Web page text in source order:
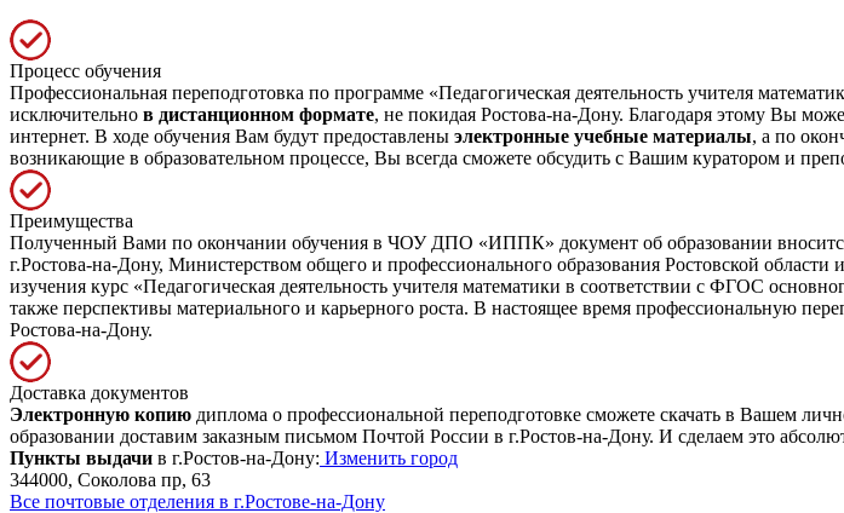
Процесс обучения
Профессиональная переподготовка по программе «Педагогическая деятельность учителя
исключительно в дистанционном формате, не покидая Ростова-на-Дону. Благодаря этому Вы
интернет. В ходе обучения Вам будут предоставлены электронные учебные материалы, а по
возникающие в образовательном процессе, Вы всегда сможете обсудить с Вашим куратором и
Преимущества
Полученный Вами по окончании обучения в ЧОУ ДПО «ИППК» документ об образовании вносится
г.Ростова-на-Дону, Министерством общего и профессионального образования Ростовской
изучения курс «Педагогическая деятельность учителя математики в соответствии с ФГОС
также перспективы материального и карьерного роста. В настоящее время профессиональную
Ростова-на-Дону.
Доставка документов
Электронную копию диплома о профессиональной переподготовке сможете скачать в Вашем
образовании доставим заказным письмом Почтой России в г.Ростов-на-Дону. И сделаем это
Пункты выдачи в г.Ростов-на-Дону: Изменить город
344000, Соколова пр, 63
Все почтовые отделения в г.Ростове-на-Дону